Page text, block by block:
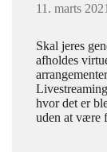
11. marts 2021
Skal jeres
afholdes
hvor det er
uden at være